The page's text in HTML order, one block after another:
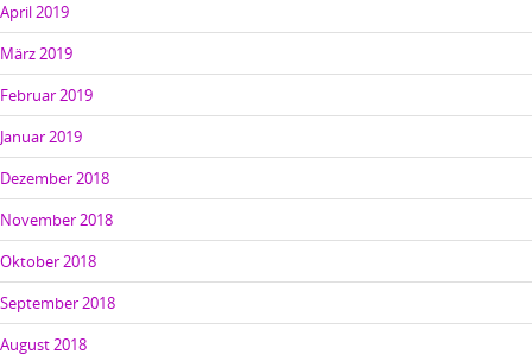
April 2019
März 2019
Februar 2019
Januar 2019
Dezember 2018
November 2018
Oktober 2018
September 2018
August 2018